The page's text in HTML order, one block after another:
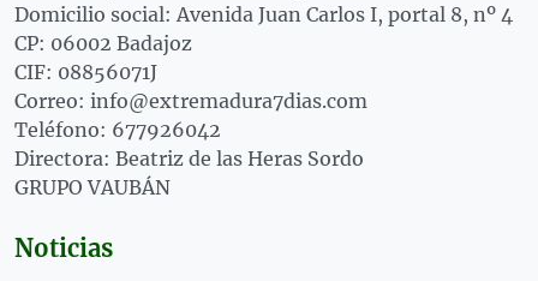
Domicilio social: Avenida Juan Carlos I, portal 8, nº 4
CP: 06002 Badajoz
CIF: 08856071J
Correo: info@extremadura7dias.com
Teléfono: 677926042
Directora: Beatriz de las Heras Sordo
GRUPO VAUBÁN
Noticias